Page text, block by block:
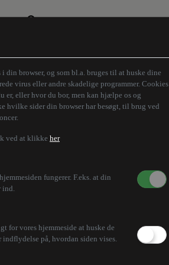
din browser, og som bl.a. bruges til at huske dine
virus eller andre skadelige programmer. Cookies
er, eller hvor du bor, men kan hjælpe os og
hvilke sider din browser har besøgt, til brug ved
ved at klikke her
fungerer. F.eks. at din
ind.
for vores hjemmeside at huske de
på, hvordan siden vises.
Z-aksen